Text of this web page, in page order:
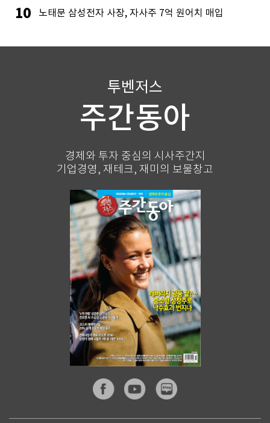
10 노태문 삼성전자 사장, 자사주 7억 원어치 매입
투벤저스
주간동아
경제와 투자 중심의 시사주간지
기업경영, 재테크, 재미의 보물창고